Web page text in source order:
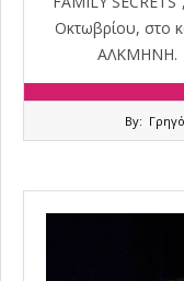
Οκτωβρίου, στο
By: